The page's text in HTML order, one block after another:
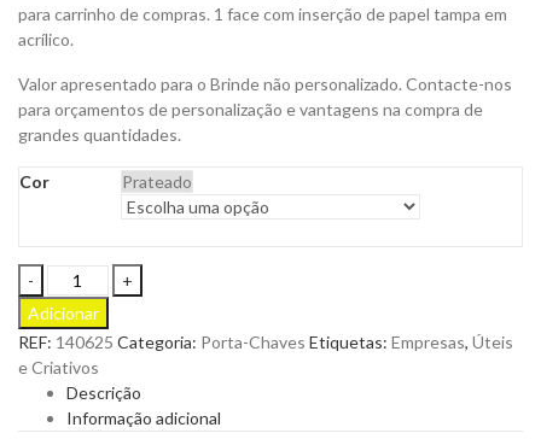
para carrinho de compras. 1 face com inserção de papel tampa em
acrílico.
Valor apresentado para o Brinde não personalizado. Contacte-nos
para orçamentos de personalização e vantagens na compra de
grandes quantidades.
Cor Prateado
Porta-
Chaves
MH-
25
Carro
para
Personalizar
Adicionar
REF: 140625 Categoria: Porta-Chaves Etiquetas: Empresas, Úteis
e Criativos
Descrição
Informação adicional